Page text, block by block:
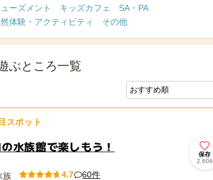
ーズメント キッズカフェ
SA・PA
然体験・アクティビティ その他
ぶところ一覧
スポット
水族館で楽しもう！
保存
2,606
4.7
60件